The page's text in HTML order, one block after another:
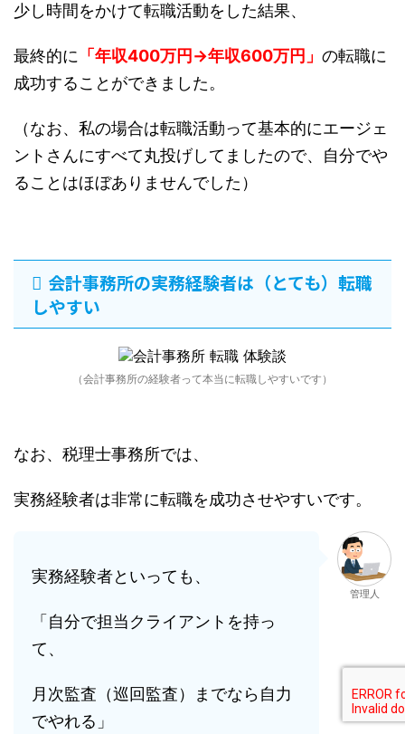
少し時間をかけて転職活動をした結果、
最終的に 「年収400万円→年収600万円」 の転職に
成功することができました。
（なお、私の場合は転職活動って基本的にエージェ
ントさんにすべて丸投げしてましたので、自分でや
ることはほぼありませんでした）
会計事務所の実務経験者は（とても）転職
しやすい
（会計事務所の経験者って本当に転職しやすいです）
なお、税理士事務所では、
実務経験者は非常に転職を成功させやすいです。
実務経験者といっても、
「自分で担当クライアントを持っ
て、
月次監査（巡回監査）までなら自力
でやれる」
管理人